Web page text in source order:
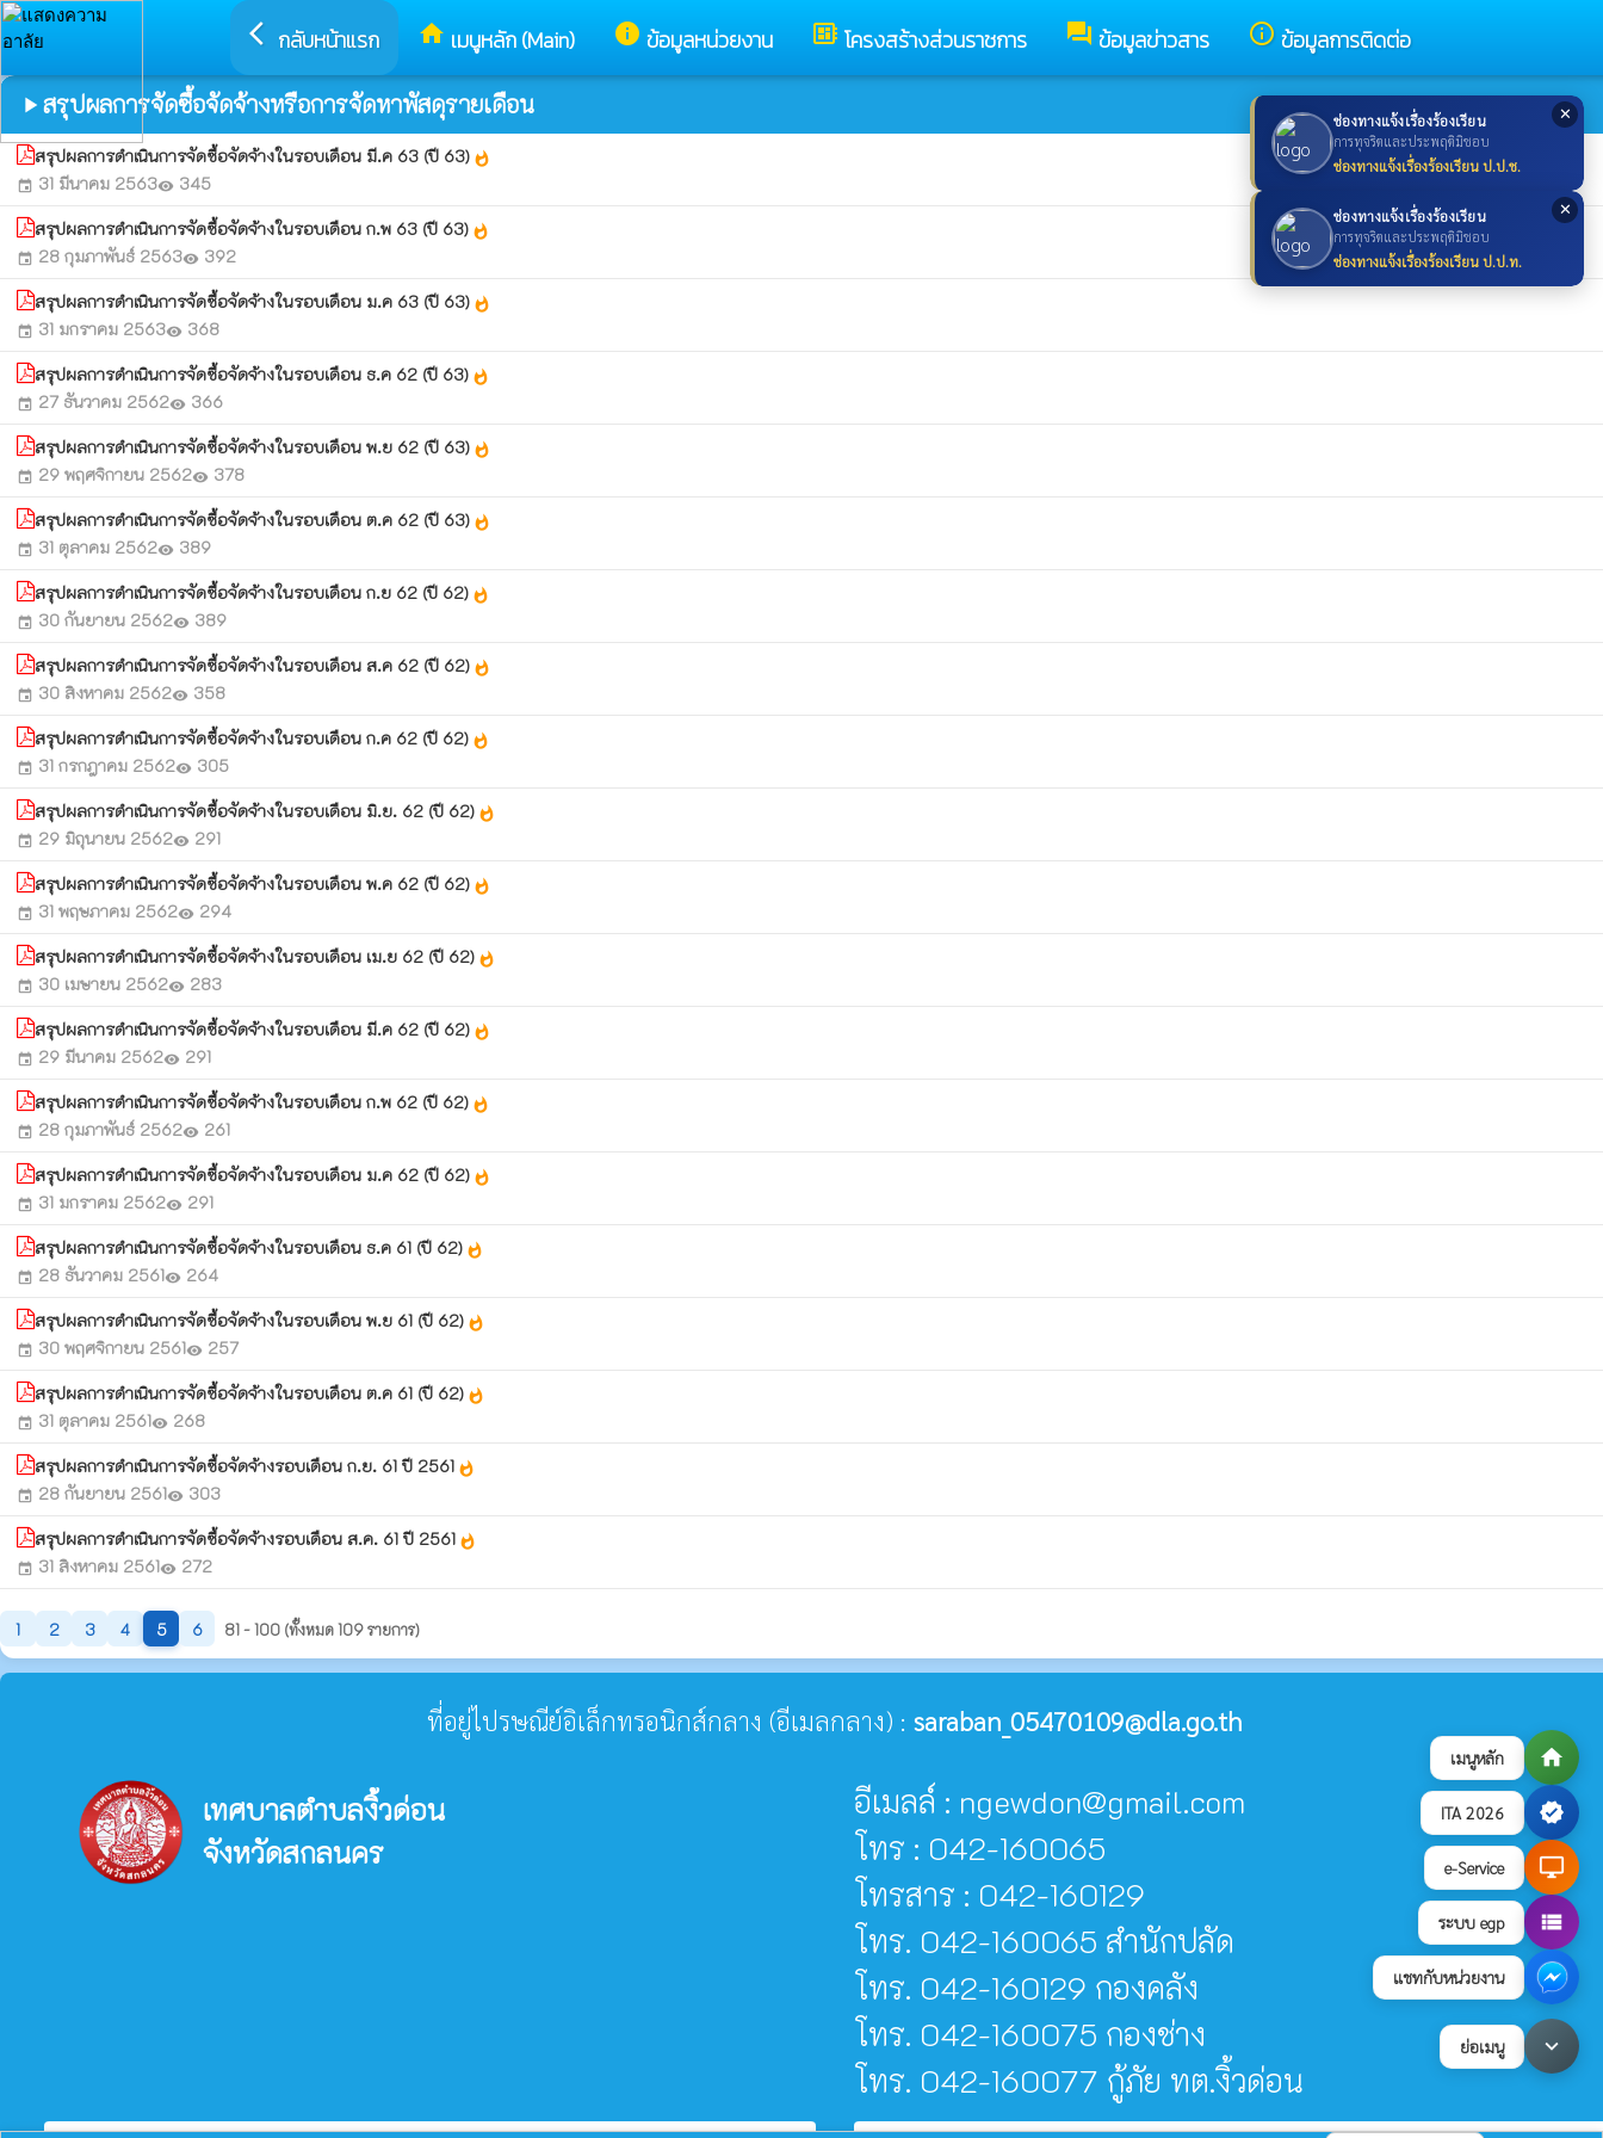
เมนูหลัก home
ITA 2026 verified
e-Service desktop_windows
ระบบ egp view_list
แชทกับหน่วยงาน
ย่อเมนู keyboard_arrow_down
✕
ช่องทางแจ้งเรื่องร้องเรียน
การทุจริตและประพฤติมิชอบ
ช่องทางแจ้งเรื่องร้องเรียน ป.ป.ช.
✕
ช่องทางแจ้งเรื่องร้องเรียน
การทุจริตและประพฤติมิชอบ
ช่องทางแจ้งเรื่องร้องเรียน ป.ป.ท.
arrow_back_ios กลับหน้าแรก home เมนูหลัก (Main) info ข้อมูลหน่วยงาน developer_board โครงสร้างส่วนราชการ forum ข้อมูลข่าวสาร info_outline ข้อมูลการติดต่อ
play_arrow สรุปผลการจัดซื้อจัดจ้างหรือการจัดหาพัสดุรายเดือน
สรุปผลการดำเนินการจัดซื้อจัดจ้างในรอบเดือน มี.ค 63 (ปี 63) whatshot
event 31 มีนาคม 2563visibility 345
สรุปผลการดำเนินการจัดซื้อจัดจ้างในรอบเดือน ก.พ 63 (ปี 63) whatshot
event 28 กุมภาพันธ์ 2563visibility 392
สรุปผลการดำเนินการจัดซื้อจัดจ้างในรอบเดือน ม.ค 63 (ปี 63) whatshot
event 31 มกราคม 2563visibility 368
สรุปผลการดำเนินการจัดซื้อจัดจ้างในรอบเดือน ธ.ค 62 (ปี 63) whatshot
event 27 ธันวาคม 2562visibility 366
สรุปผลการดำเนินการจัดซื้อจัดจ้างในรอบเดือน พ.ย 62 (ปี 63) whatshot
event 29 พฤศจิกายน 2562visibility 378
สรุปผลการดำเนินการจัดซื้อจัดจ้างในรอบเดือน ต.ค 62 (ปี 63) whatshot
event 31 ตุลาคม 2562visibility 389
สรุปผลการดำเนินการจัดซื้อจัดจ้างในรอบเดือน ก.ย 62 (ปี 62) whatshot
event 30 กันยายน 2562visibility 389
สรุปผลการดำเนินการจัดซื้อจัดจ้างในรอบเดือน ส.ค 62 (ปี 62) whatshot
event 30 สิงหาคม 2562visibility 358
สรุปผลการดำเนินการจัดซื้อจัดจ้างในรอบเดือน ก.ค 62 (ปี 62) whatshot
event 31 กรกฎาคม 2562visibility 305
สรุปผลการดำเนินการจัดซื้อจัดจ้างในรอบเดือน มิ.ย. 62 (ปี 62) whatshot
event 29 มิถุนายน 2562visibility 291
สรุปผลการดำเนินการจัดซื้อจัดจ้างในรอบเดือน พ.ค 62 (ปี 62) whatshot
event 31 พฤษภาคม 2562visibility 294
สรุปผลการดำเนินการจัดซื้อจัดจ้างในรอบเดือน เม.ย 62 (ปี 62) whatshot
event 30 เมษายน 2562visibility 283
สรุปผลการดำเนินการจัดซื้อจัดจ้างในรอบเดือน มี.ค 62 (ปี 62) whatshot
event 29 มีนาคม 2562visibility 291
สรุปผลการดำเนินการจัดซื้อจัดจ้างในรอบเดือน ก.พ 62 (ปี 62) whatshot
event 28 กุมภาพันธ์ 2562visibility 261
สรุปผลการดำเนินการจัดซื้อจัดจ้างในรอบเดือน ม.ค 62 (ปี 62) whatshot
event 31 มกราคม 2562visibility 291
สรุปผลการดำเนินการจัดซื้อจัดจ้างในรอบเดือน ธ.ค 61 (ปี 62) whatshot
event 28 ธันวาคม 2561visibility 264
สรุปผลการดำเนินการจัดซื้อจัดจ้างในรอบเดือน พ.ย 61 (ปี 62) whatshot
event 30 พฤศจิกายน 2561visibility 257
สรุปผลการดำเนินการจัดซื้อจัดจ้างในรอบเดือน ต.ค 61 (ปี 62) whatshot
event 31 ตุลาคม 2561visibility 268
สรุปผลการดำเนินการจัดซื้อจัดจ้างรอบเดือน ก.ย. 61 ปี 2561 whatshot
event 28 กันยายน 2561visibility 303
สรุปผลการดำเนินการจัดซื้อจัดจ้างรอบเดือน ส.ค. 61 ปี 2561 whatshot
event 31 สิงหาคม 2561visibility 272
1 2 3 4 5 6 81 - 100 (ทั้งหมด 109 รายการ)
ที่อยู่ไปรษณีย์อิเล็กทรอนิกส์กลาง (อีเมลกลาง) : saraban_05470109@dla.go.th
เทศบาลตำบลงิ้วด่อน
จังหวัดสกลนคร
อีเมลล์ : ngewdon@gmail.com
โทร : 042-160065
โทรสาร : 042-160129
โทร. 042-160065 สำนักปลัด
โทร. 042-160129 กองคลัง
โทร. 042-160075 กองช่าง
โทร. 042-160077 กู้ภัย ทต.งิ้วด่อน